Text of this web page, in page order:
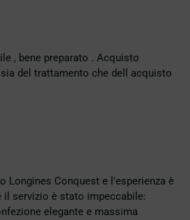
, bene preparato . Acquisto
del trattamento che dell acquisto
Longines Conquest e l'esperienza è
il servizio è stato impeccabile:
elegante e massima